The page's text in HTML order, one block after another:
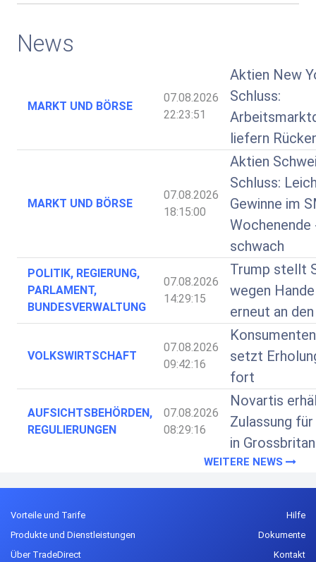
News
MARKT UND BÖRSE
07.08.2026
22:23:51
Aktien New
Schluss:
liefern
MARKT UND BÖRSE
07.08.2026
18:15:00
Aktien
Schluss:
Gewinne im
Wochenende
schwach
POLITIK, REGIERUNG,
PARLAMENT,
BUNDESVERWALTUNG
07.08.2026
14:29:15
Trump stellt
wegen
erneut an
VOLKSWIRTSCHAFT
07.08.2026
09:42:16
setzt
fort
AUFSICHTSBEHÖRDEN,
REGULIERUNGEN
07.08.2026
08:29:16
Novartis
Zulassung
in
WEITERE NEWS
Vorteile und Tarife
Produkte und Dienstleistungen
Über TradeDirect
Hilfe
Dokumente
Kontakt